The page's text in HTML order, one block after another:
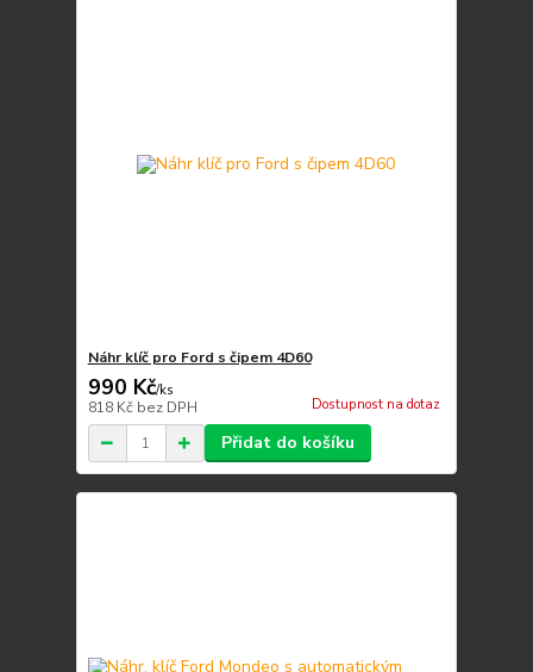
Náhr klíč pro Ford s čipem 4D60
990 Kč/ks
818 Kč bez DPH Dostupnost na dotaz
Přidat do košíku